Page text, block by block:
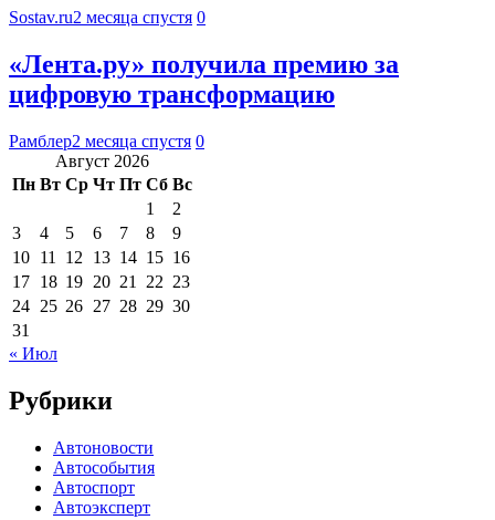
Sostav.ru2 месяца спустя 0
«Лента.ру» получила премию за
цифровую трансформацию
Рамблер2 месяца спустя 0
Август 2026
Пн Вт Ср Чт Пт Сб Вс
1
2
3
4 5 6 7 8
9
10 11 12 13 14 15 16
17 18 19 20 21 22 23
24 25 26 27 28 29 30
31
« Июл
Рубрики
Автоновости
Автособытия
Автоспорт
Автоэксперт